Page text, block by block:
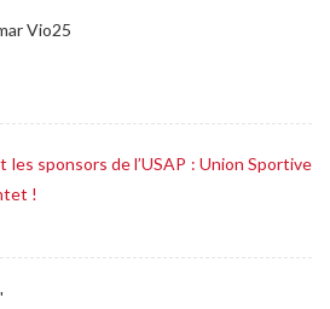
Vio25
les sponsors de l’USAP : Union Sportive
!